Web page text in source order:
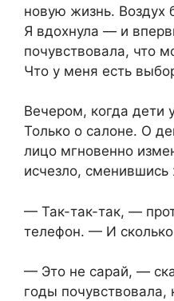
новую жизнь. Воздух
Я вдохнула — и
почувствовала, что
Что у меня есть
Вечером, когда дети
Только о салоне. О
лицо мгновенно
исчезло,
— Так-так-так, —
телефон. — И сколько
— Это не сарай, —
годы почувствовала,